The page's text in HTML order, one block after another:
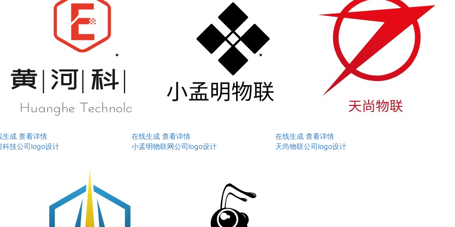
生成 查看详情
科技公司logo设计
在线生成 查看详情
小孟明物联网公司logo设计
在线生成 查看详情
天尚物联公司logo设计